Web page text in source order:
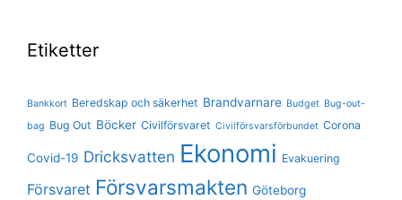
Etiketter
Bankkort Beredskap och säkerhet Brandvarnare Budget Bug-out-
bag Bug Out Böcker Civilförsvaret Civilförsvarsförbundet Corona
Covid-19 Dricksvatten Ekonomi Evakuering
Försvaret Försvarsmakten Göteborg